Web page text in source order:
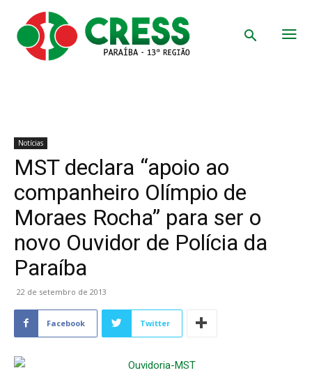
Notícias
MST declara “apoio ao
companheiro Olímpio de
Moraes Rocha” para ser o
novo Ouvidor de Polícia da
Paraíba
22 de setembro de 2013
Facebook Twitter